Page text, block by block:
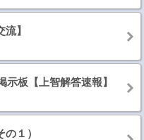
】
示板【上智解答速報】
１）